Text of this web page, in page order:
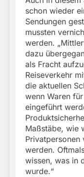
schon wieder
Sendungen
mussten
werden.
dazu
als Fracht
Reiseverkehr
die aktuellen
wenn Waren
eingeführt
Maßstäbe, wie
Privatpersonen
werden.
wissen, was in
wurde.“